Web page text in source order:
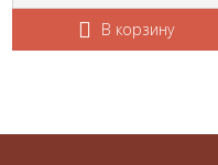
В корзину